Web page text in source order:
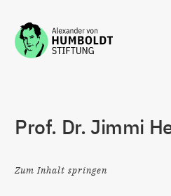
Zum Inhalt springen
Prof. Dr. Jimmi
Zum Inhalt springen